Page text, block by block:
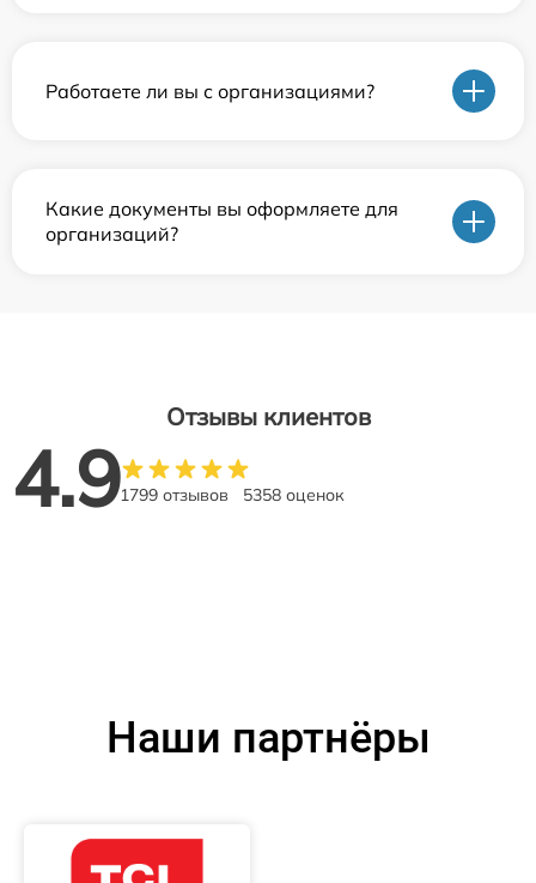
Работаете ли вы с организациями?
Какие документы вы оформляете для
организаций?
Отзывы клиентов
4.91799 отзывов 5358 оценок
Наши партнёры